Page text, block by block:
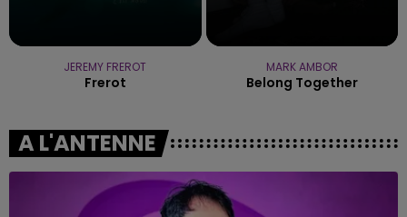
JEREMY FREROT
Frerot
MARK AMBOR
Belong Together
A L'ANTENNE